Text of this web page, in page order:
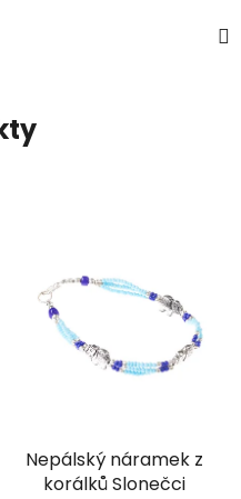
Nepálský náramek z
korálků Slonečci